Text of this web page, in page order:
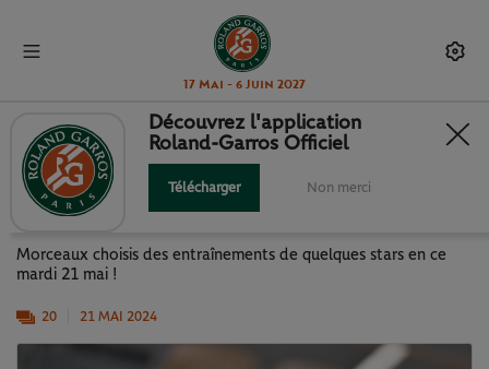
17 Mai - 6 Juin 2027
ROLAND-GARROS 2024 : LES
STARS AVEC LE SOURIRE
Morceaux choisis des entraînements de quelques stars en ce
mardi 21 mai !
20 21 MAI 2024
Découvrez l'application
Roland-Garros Officiel
Télécharger Non merci